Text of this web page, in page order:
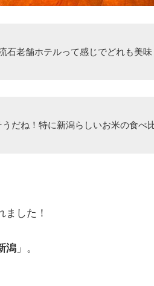
石老舗ホテルって感じでどれも美味
うだね！特に新潟らしいお米の食べ
した！
潟 」。